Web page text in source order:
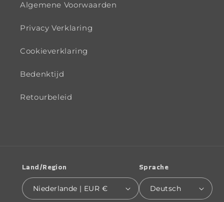
Algemene Voorwaarden
Privacy Verklaring
Cookieverklaring
Bedenktijd
Retourbeleid
Land/Region
Niederlande | EUR €
Sprache
Deutsch